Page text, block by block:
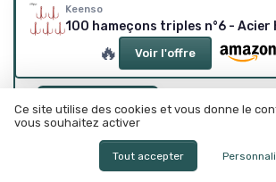
auras intérêt à investir dans des
costaudes, quitte à en avoir moins.
Voir l'offre
SOUS-NOTES
Keenso
🔥 Voir l'offre
Ce site utilise des cookies et vous donne le
vous souhaitez activer
Tout accepter